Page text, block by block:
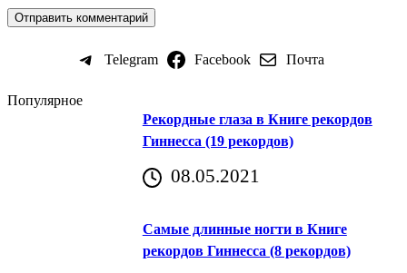
Telegram Facebook Почта
Популярное
Рекордные глаза в Книге рекордов
Гиннесса (19 рекордов)
08.05.2021
Самые длинные ногти в Книге
рекордов Гиннесса (8 рекордов)